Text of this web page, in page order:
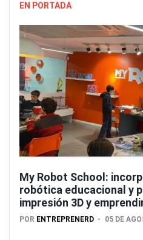
EN PORTADA
My Robot School:
robótica educacional y
impresión 3D y
POR ENTREPRENERD 05 DE